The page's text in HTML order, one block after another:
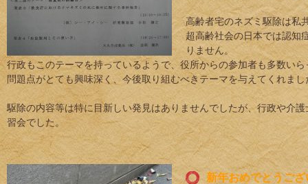
高齢者宅のネズミ駆除は私
超高齢社会の日本では認知
りません。
行政もこのテーマを持っているようで、役所からの参加者も多数い
問題点がとても興味深く、今後取り組むべきテーマを与えてくれまし
駆除の内容等は特に目新しい発見はありませんでしたが、行政や介
習会でした。
新年おめでとうご